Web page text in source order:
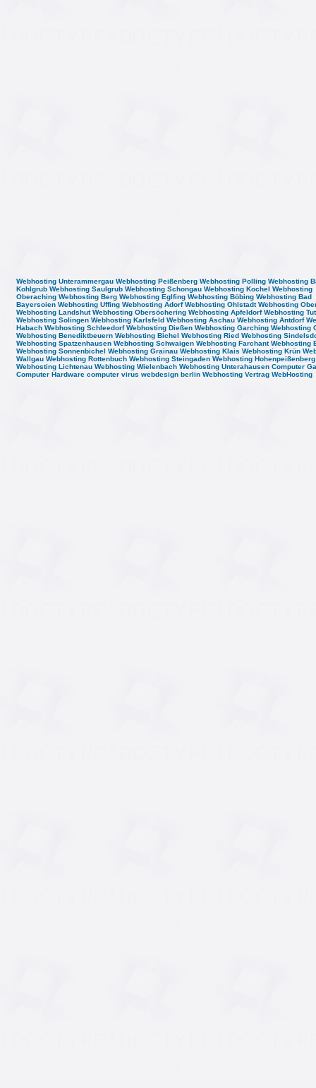
Webhosting Unterammergau Webhosting Peißenberg Webhosting Polling Webhosting
Kohlgrub Webhosting Saulgrub Webhosting Schongau Webhosting Kochel Webhosting
Oberaching Webhosting Berg Webhosting Eglfing Webhosting Böbing Webhosting Bad
Bayersoien Webhosting Uffing Webhosting Adorf Webhosting Ohlstadt Webhosting
Webhosting Landshut Webhosting Obersöchering Webhosting Apfeldorf Webhosting
Webhosting Solingen Webhosting Karlsfeld Webhosting Aschau Webhosting Antdorf
Habach Webhosting Schleedorf Webhosting Dießen Webhosting Garching Webhosting
Webhosting Benediktbeuern Webhosting Bichel Webhosting Ried Webhosting
Webhosting Spatzenhausen Webhosting Schwaigen Webhosting Farchant Webhosting
Webhosting Sonnenbichel Webhosting Grainau Webhosting Klais Webhosting Krün
Wallgau Webhosting Rottenbuch Webhosting Steingaden Webhosting Hohenpeißenberg
Webhosting Lichtenau Webhosting Wielenbach Webhosting Unterahausen Computer
Computer Hardware computer virus webdesign berlin Webhosting Vertrag WebHosting